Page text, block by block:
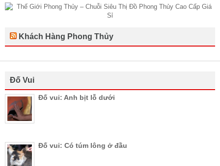
Khách Hàng Phong Thủy
Đố Vui
Đố vui: Anh bịt lỗ dưới
Đố vui: Có túm lông ở đầu